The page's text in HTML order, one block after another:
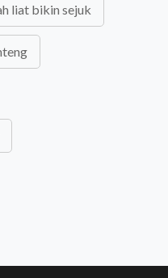
liat bikin sejuk